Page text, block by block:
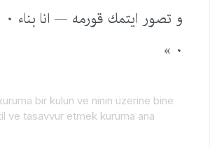
و تصور ایتمك قورمه — انا بناء ٠
٠ »
bir kulun ve ninin üzerine bine
ve tasavvur etmek kuruma ana